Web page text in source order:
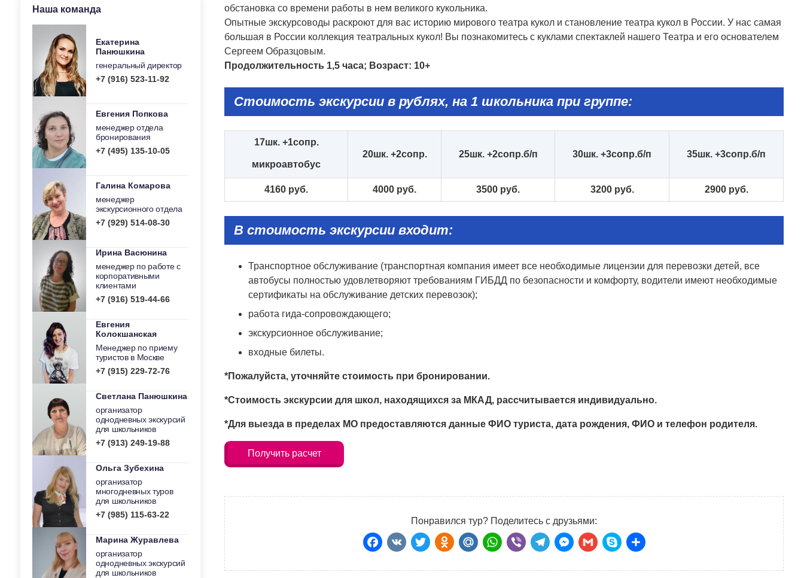
Наша команда
Екатерина
Панюшкина
генеральный директор
+7 (916) 523-11-92
Евгения Попкова
менеджер отдела
бронирования
+7 (495) 135-10-05
Галина Комарова
менеджер
экскурсионного отдела
+7 (929) 514-08-30
Ирина Васюнина
менеджер по работе с
корпоративными
клиентами
+7 (916) 519-44-66
Евгения
Колокшанская
Менеджер по приему
туристов в Москве
+7 (915) 229-72-76
Светлана Панюшкина
организатор
однодневных экскурсий
для школьников
+7 (913) 249-19-88
Ольга Зубехина
организатор
многодневных туров
для школьников
+7 (985) 115-63-22
Марина Журавлева
организатор
однодневных экскурсий
для школьников
обстановка со времени работы в нем великого кукольника.
Опытные экскурсоводы раскроют для вас историю мирового театра кукол и становление театра кукол в России. У нас самая
большая в России коллекция театральных кукол! Вы познакомитесь с куклами спектаклей нашего Театра и его основателем
Сергеем Образцовым.
Продолжительность 1,5 часа; Возраст: 10+
Стоимость экскурсии в рублях, на 1 школьника при группе:
17шк. +1сопр.
микроавтобус
20шк. +2сопр. 25шк. +2сопр.б/п 30шк. +3сопр.б/п 35шк. +3сопр.б/п
4160 руб. 4000 руб. 3500 руб. 3200 руб. 2900 руб.
В стоимость экскурсии входит:
Транспортное обслуживание (транспортная компания имеет все необходимые лицензии для перевозки детей, все
автобусы полностью удовлетворяют требованиям ГИБДД по безопасности и комфорту, водители имеют необходимые
сертификаты на обслуживание детских перевозок);
работа гида-сопровождающего;
экскурсионное обслуживание;
входные билеты.
*Пожалуйста, уточняйте стоимость при бронировании.
*Стоимость экскурсии для школ, находящихся за МКАД, рассчитывается индивидуально.
*Для выезда в пределах МО предоставляются данные ФИО туриста, дата рождения, ФИО и телефон родителя.
Получить расчет
Понравился тур? Поделитесь с друзьями: